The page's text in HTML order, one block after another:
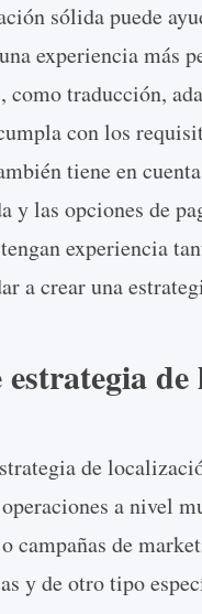
sólida puede
experiencia más
traducción,
con los
tiene en
y las opciones de
experiencia
a crear una
de
de
a nivel
campañas de
y de otro tipo